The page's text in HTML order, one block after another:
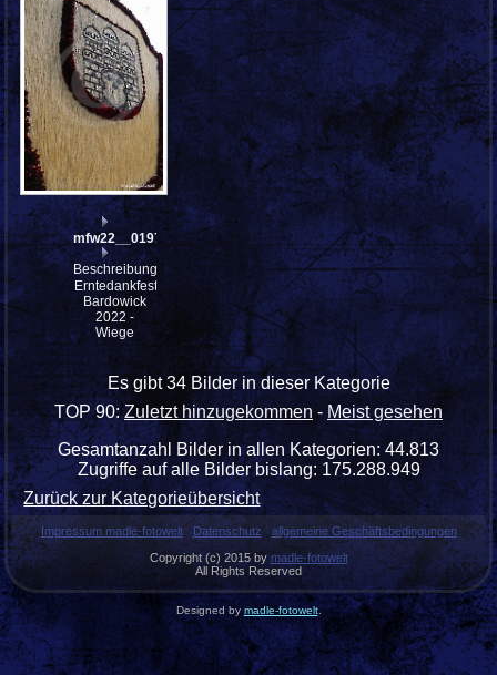
mfw22__0197916
Beschreibung:
Erntedankfest
Bardowick
2022 -
Wiege
Es gibt 34 Bilder in dieser Kategorie
TOP 90:Zuletzt hinzugekommen - Meist gesehen
Gesamtanzahl Bilder in allen Kategorien: 44.813
Zugriffe auf alle Bilder bislang: 175.288.949
Zurück zur Kategorieübersicht
Impressum madle-fotowelt Datenschutz
allgemeine Geschäftsbedingungen
Copyright (c) 2015 by madle-fotowelt
All Rights Reserved
Designed by madle-fotowelt.